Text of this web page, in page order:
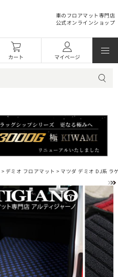
車のフロアマット専門店
公式オンラインショップ
カート マイページ
> デミオ フロアマット > マツダ デミオ DJ系 ラ